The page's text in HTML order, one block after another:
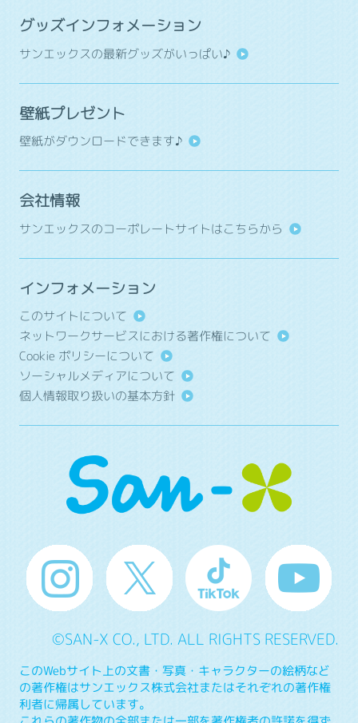
グッズインフォメーション
サンエックスの最新グッズがいっぱい♪
壁紙プレゼント
壁紙がダウンロードできます♪
会社情報
サンエックスのコーポレートサイトはこちらから
インフォメーション
このサイトについて
ネットワークサービスにおける著作権について
Cookie ポリシーについて
ソーシャルメディアについて
個人情報取り扱いの基本方針
©SAN-X CO., LTD. ALL RIGHTS RESERVED.
このWebサイト上の文書・写真・キャラクターの絵柄など
の著作権はサンエックス株式会社またはそれぞれの著作権
利者に帰属しています。